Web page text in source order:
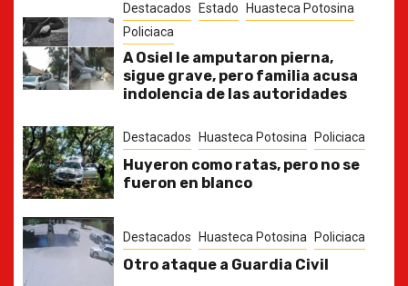
Destacados Estado
Huasteca Potosina
Policiaca
A Osiel le amputaron pierna,
sigue grave, pero familia acusa
indolencia de las autoridades
Destacados Huasteca Potosina Policiaca
Huyeron como ratas, pero no se
fueron en blanco
Destacados Huasteca Potosina Policiaca
Otro ataque a Guardia Civil